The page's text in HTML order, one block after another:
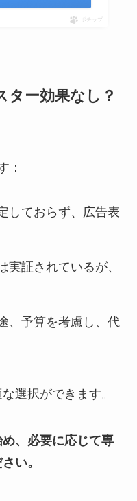
ポチップ
ター効果なし？
：
しておらず、広告表
実証されているが、
、予算を考慮し、代
選択ができます。
、必要に応じて専
い。